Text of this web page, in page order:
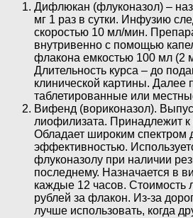
Дифлюкан (флуконазол) –
мг 1 раз в сутки. Инфузию
скоростью 10 мл/мин.
внутривенно с помощью
флакона емкостью 100 мл (2
Длительность курса – до
клинической картины. Далее
таблетированные или
Вифенд (вориконазол).
лиофилизата. Принадлежит к
Обладает широким спектром
эффективностью.
флуконазолу при наличии
последнему. Назначается в
каждые 12 часов. Стоимость
рублей за флакон. Из-за
лучше использовать, когда